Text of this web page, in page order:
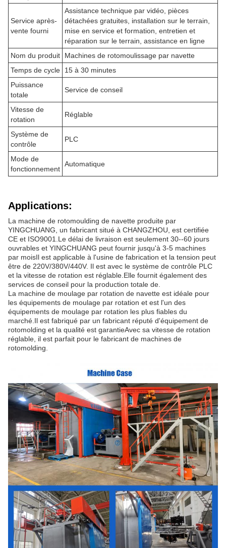
Service après-
vente fourni
Assistance technique par vidéo, pièces
détachées gratuites, installation sur le terrain,
mise en service et formation, entretien et
réparation sur le terrain, assistance en ligne
Nom du produit
Machines de rotomoulissage par navette
Temps de cycle
15 à 30 minutes
Puissance
totale
Service de conseil
Vitesse de
rotation
Réglable
Système de
contrôle
PLC
Mode de
fonctionnement
Automatique
Applications:
La machine de rotomoulding de navette produite par
YINGCHUANG, un fabricant situé à CHANGZHOU, est certifiée
CE et ISO9001.Le délai de livraison est seulement 30--60 jours
ouvrables et YINGCHUANG peut fournir jusqu'à 3-5 machines
par moisIl est applicable à l'usine de fabrication et la tension peut
être de 220V/380V/440V. Il est avec le système de contrôle PLC
et la vitesse de rotation est réglable.Elle fournit également des
services de conseil pour la production totale de.
La machine de moulage par rotation de navette est idéale pour
les équipements de moulage par rotation et est l'un des
équipements de moulage par rotation les plus fiables du
marché.Il est fabriqué par un fabricant réputé d'équipement de
rotomolding et la qualité est garantieAvec sa vitesse de rotation
réglable, il est parfait pour le fabricant de machines de
rotomolding.